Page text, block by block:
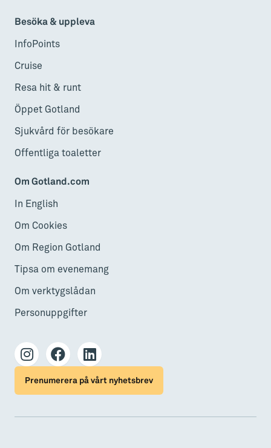
Besöka & uppleva
InfoPoints
Cruise
Resa hit & runt
Öppet Gotland
Sjukvård för besökare
Offentliga toaletter
Om Gotland.com
In English
Om Cookies
Om Region Gotland
Tipsa om evenemang
Om verktygslådan
Personuppgifter
Prenumerera på vårt nyhetsbrev